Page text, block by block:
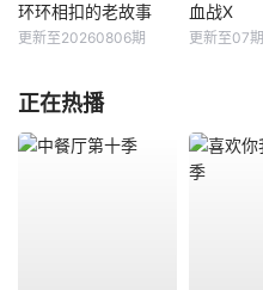
环环相扣的老故事
更新至20260806期
血战X
更新至07期
正在热播